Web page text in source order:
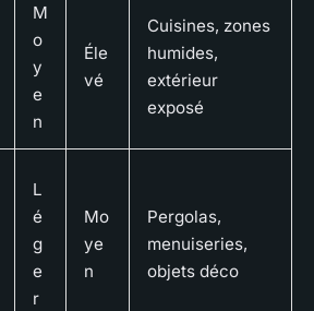
M
o
y
e
n
Éle
vé
Cuisines, zones
humides,
extérieur
exposé
L
é
g
e
r
Mo
ye
n
Pergolas,
menuiseries,
objets déco